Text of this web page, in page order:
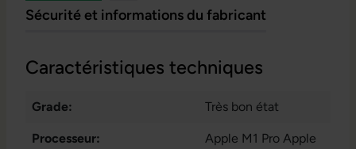
Sécurité et informations du fabricant
Caractéristiques techniques
Grade: Très bon état
Processeur:
Apple M1 Pro Apple